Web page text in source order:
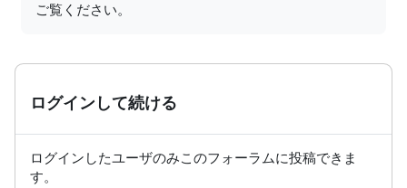
ご覧ください。
ログインして続ける
ログインしたユーザのみこのフォーラムに投稿できま
す。